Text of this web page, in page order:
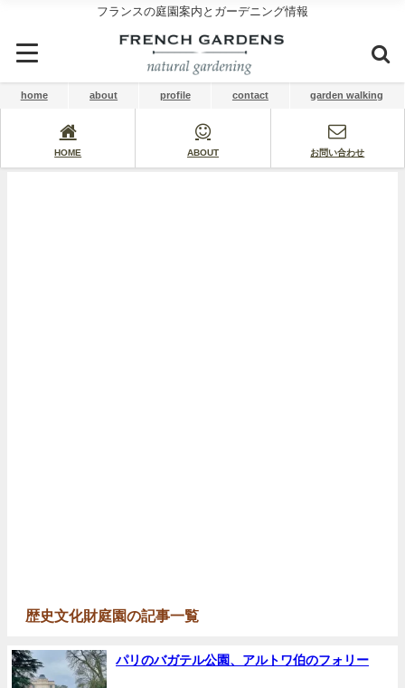
フランスの庭園案内とガーデニング情報
home about profile contact garden walking
HOME ABOUT お問い合わせ
歴史文化財庭園の記事一覧
パリのバガテル公園、アルトワ伯のフォリー